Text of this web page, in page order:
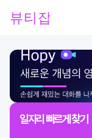
일자리 빠르게 찾기